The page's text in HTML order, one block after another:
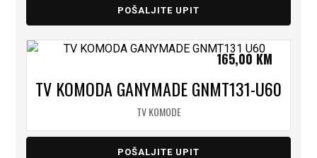
POŠALJITE UPIT
TV KOMODA GANYMADE GNMT131-U60
TV KOMODE
165,00KM
POŠALJITE UPIT